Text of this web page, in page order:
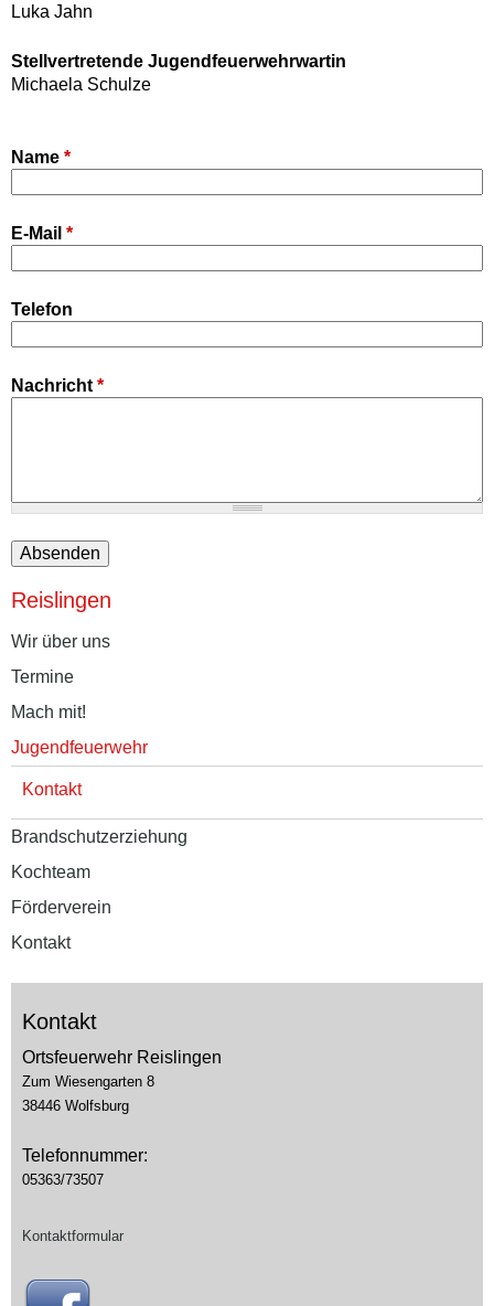
Luka Jahn
Stellvertretende Jugendfeuerwehrwartin
Michaela Schulze
Name *
E-Mail *
Telefon
Nachricht *
Reislingen
Wir über uns
Termine
Mach mit!
Jugendfeuerwehr
Kontakt
Brandschutzerziehung
Kochteam
Förderverein
Kontakt
Kontakt
Ortsfeuerwehr Reislingen
Zum Wiesengarten 8
38446 Wolfsburg
Telefonnummer:
05363/73507
Kontaktformular